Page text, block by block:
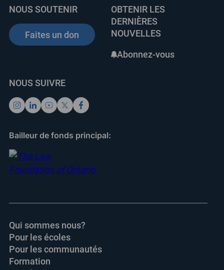
NOUS SOUTENIR
Faites un don
OBTENIR LES
DERNIÈRES
NOUVELLES
Abonnez-vous
NOUS SUIVRE
Bailleur de fonds principal:
Qui sommes nous?
Pour les écoles
Pour les communautés
Formation